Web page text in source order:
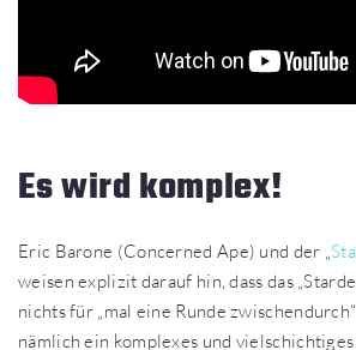
Es wird komplex!
Eric Barone (Concerned Ape) und der „
weisen explizit darauf hin, dass das
nichts für „mal eine Runde
nämlich ein komplexes und